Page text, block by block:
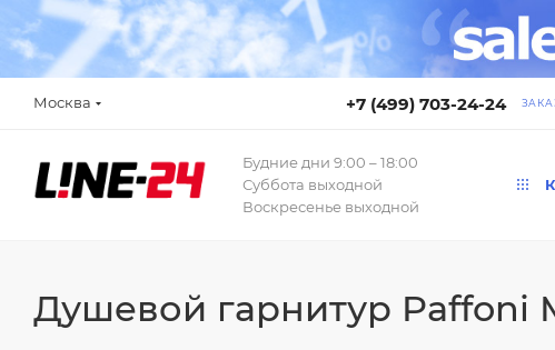
Москва +7 (499) 703-24-24
Будние дни 9:00 – 18:00
Суббота выходной
Воскресенье выходной
Душевой гарнитур Paffoni